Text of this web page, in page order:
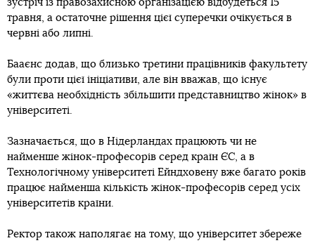
зустріч із правозахисною організацією відбудеться 15
травня, а остаточне рішення цієї суперечки очікується в
червні або липні.
Бааєнс додав, що близько третини працівників факультету
були проти цієї ініціативи, але він вважав, що існує
«життєва необхідність збільшити представництво жінок» в
університеті.
Зазначається, що в Нідерландах працюють чи не
найменше жінок-професорів серед країн ЄС, а в
Технологічному університеті Ейндховену вже багато років
працює найменша кількість жінок-професорів серед усіх
університетів країни.
Ректор також наполягає на тому, що університет збереже